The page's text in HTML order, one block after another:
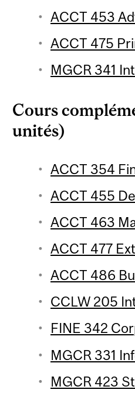
ACCT 453
ACCT 475
MGCR 341
Cours
unités)
ACCT 354
ACCT 455
ACCT 463
ACCT 477
ACCT 486
CCLW 205
FINE 342
MGCR 331
MGCR 423